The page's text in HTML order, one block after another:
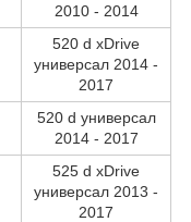
2010 - 2014
520 d xDrive
универсал 2014 -
2017
520 d универсал
2014 - 2017
525 d xDrive
универсал 2013 -
2017